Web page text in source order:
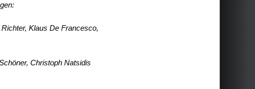
Klaus De Francesco,
Christoph Natsidis